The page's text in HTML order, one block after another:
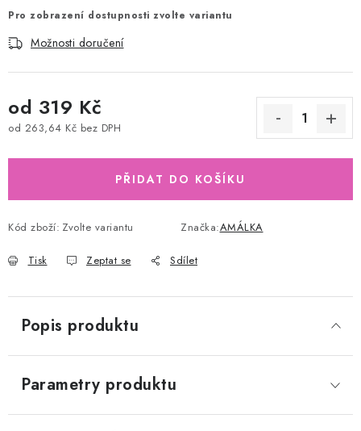
Pro zobrazení dostupnosti zvolte variantu
Možnosti doručení
od 319 Kč
od 263,64 Kč bez DPH
PŘIDAT DO KOŠÍKU
Kód zboží: Zvolte variantu Značka:AMÁLKA
Tisk Zeptat se Sdílet
Popis produktu
Parametry produktu